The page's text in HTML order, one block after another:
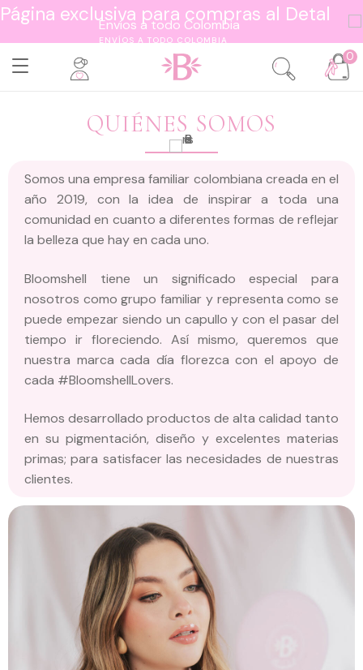
Página exclusiva para compras al Detal
ENVÍOS A TODO COLOMBIA
0
QUIÉNES SOMOS
Somos una empresa familiar colombiana creada en el
año 2019, con la idea de inspirar a toda una
comunidad en cuanto a diferentes formas de reflejar
la belleza que hay en cada uno.
Bloomshell tiene un significado especial para
nosotros como grupo familiar y representa como se
puede empezar siendo un capullo y con el pasar del
tiempo ir floreciendo. Así mismo, queremos que
nuestra marca cada día florezca con el apoyo de
cada #BloomshellLovers.
Hemos desarrollado productos de alta calidad tanto
en su pigmentación, diseño y excelentes materias
primas; para satisfacer las necesidades de nuestras
clientes.